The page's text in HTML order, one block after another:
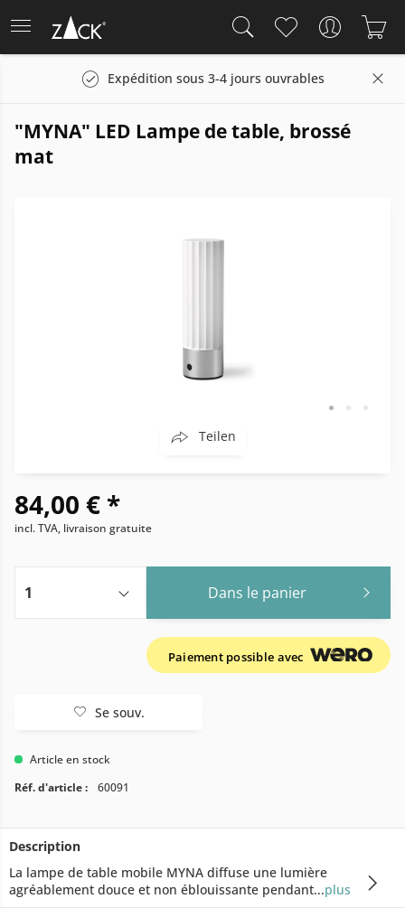
Expédition sous 3-4 jours ouvrables
"MYNA" LED Lampe de table, brossé
mat
Teilen
84,00 € *
incl. TVA, livraison gratuite
Dans le panier
Paiement possible avec
Se souv.
Article en stock
Réf. d'article :
60091
Description
La lampe de table mobile MYNA diffuse une lumière
agréablement douce et non éblouissante pendant...plus